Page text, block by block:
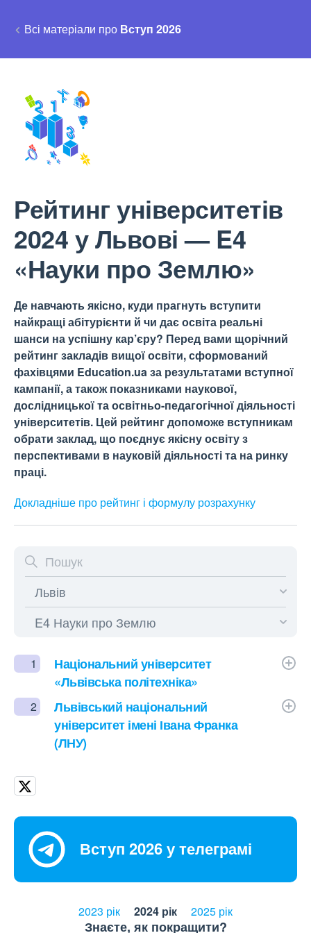
Всі матеріали про Вступ 2026
Рейтинг університетів
2024 у Львові — E4
«Науки про Землю»
Де навчають якісно, куди прагнуть вступити
найкращі абітурієнти й чи дає освіта реальні
шанси на успішну кар’єру? Перед вами щорічний
рейтинг закладів вищої освіти, сформований
фахівцями Education.ua за результатами вступної
кампанії, а також показниками наукової,
дослідницької та освітньо-педагогічної діяльності
університетів. Цей рейтинг допоможе вступникам
обрати заклад, що поєднує якісну освіту з
перспективами в науковій діяльності та на ринку
праці.
Докладніше про рейтинг і формулу розрахунку
1
Національний університет
«Львівська політехніка»
2
Львівський національний
університет імені Івана Франка
(ЛНУ)
Вступ 2026 у телеграмі
2023 рік 2024 рік 2025 рік
Знаєте, як покращити?